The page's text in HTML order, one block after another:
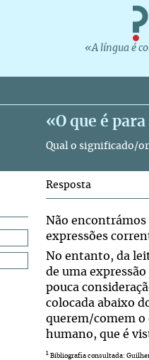
«A língua é
«O que é
Qual o significado/
Resposta
Não
expressões
No entanto, da
de uma
pouca
colocada abaixo
querem/comem o
humano, que é
1 Bibliografia consultada: